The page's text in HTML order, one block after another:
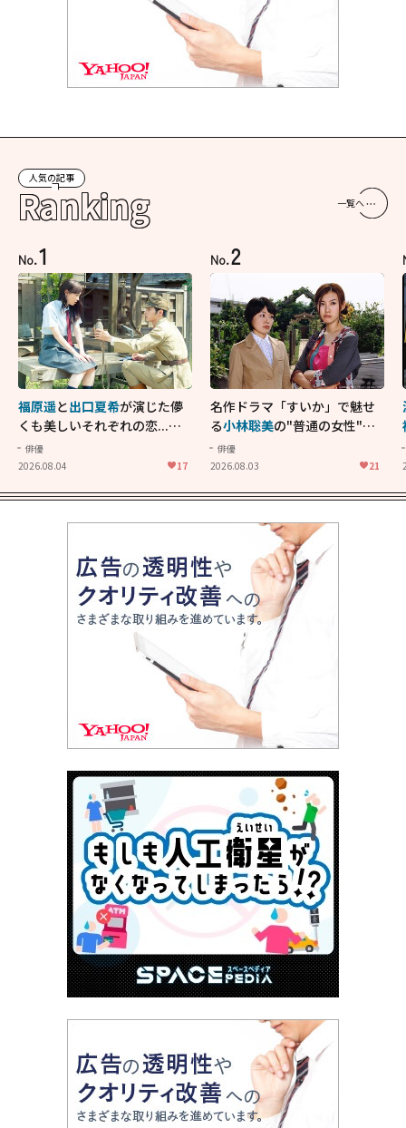
人気の記事
Ranking 一覧へ
No.1
福原遥と出口夏希が演じた儚
くも美しいそれぞれの恋...生
きることの尊さを教えてくれ
た映画「あの花が咲く丘で、
俳優
2026.08.04
17
No.2
名作ドラマ「すいか」で魅せ
る小林聡美の"普通の女性"が
大人に刺さる...映画「かもめ
食堂」にも通じる静かな芝居
俳優
2026.08.03
21